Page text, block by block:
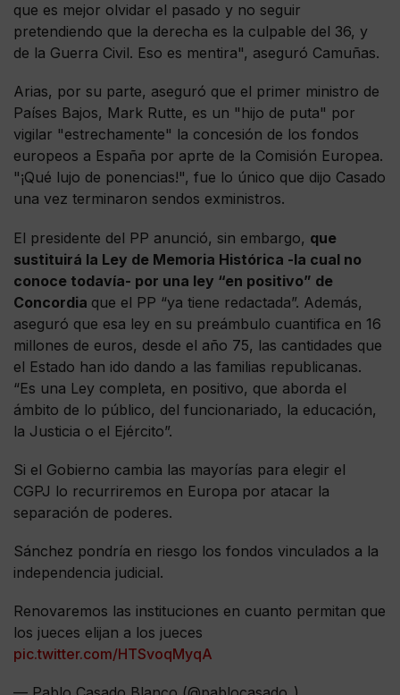
que es mejor olvidar el pasado y no seguir
pretendiendo que la derecha es la culpable del 36, y
de la Guerra Civil. Eso es mentira", aseguró Camuñas.
Arias, por su parte, aseguró que el primer ministro de
Países Bajos, Mark Rutte, es un "hijo de puta" por
vigilar "estrechamente" la concesión de los fondos
europeos a España por aprte de la Comisión Europea.
"¡Qué lujo de ponencias!", fue lo único que dijo Casado
una vez terminaron sendos exministros.
El presidente del PP anunció, sin embargo, que
sustituirá la Ley de Memoria Histórica -la cual no
conoce todavía- por una ley “en positivo” de
Concordia que el PP “ya tiene redactada”. Además,
aseguró que esa ley en su preámbulo cuantifica en 16
millones de euros, desde el año 75, las cantidades que
el Estado han ido dando a las familias republicanas.
“Es una Ley completa, en positivo, que aborda el
ámbito de lo público, del funcionariado, la educación,
la Justicia o el Ejército”.
Si el Gobierno cambia las mayorías para elegir el
CGPJ lo recurriremos en Europa por atacar la
separación de poderes.
Sánchez pondría en riesgo los fondos vinculados a la
independencia judicial.
Renovaremos las instituciones en cuanto permitan que
los jueces elijan a los jueces
pic.twitter.com/HTSvoqMyqA